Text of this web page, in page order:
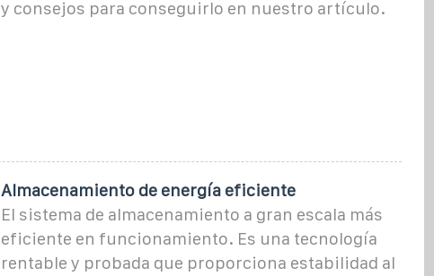
y consejos para conseguirlo en nuestro artículo.
Almacenamiento de energía eficiente
El sistema de almacenamiento a gran escala más
eficiente en funcionamiento. Es una tecnología
rentable y probada que proporciona estabilidad al